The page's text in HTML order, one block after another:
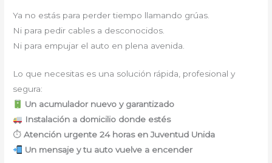
Ya no estás para perder tiempo llamando grúas.
Ni para pedir cables a desconocidos.
Ni para empujar el auto en plena avenida.
Lo que necesitas es una solución rápida, profesional y
segura:
Un acumulador nuevo y garantizado
Instalación a domicilio donde estés
⏱Atención urgente 24 horas en Juventud Unida
Un mensaje y tu auto vuelve a encender